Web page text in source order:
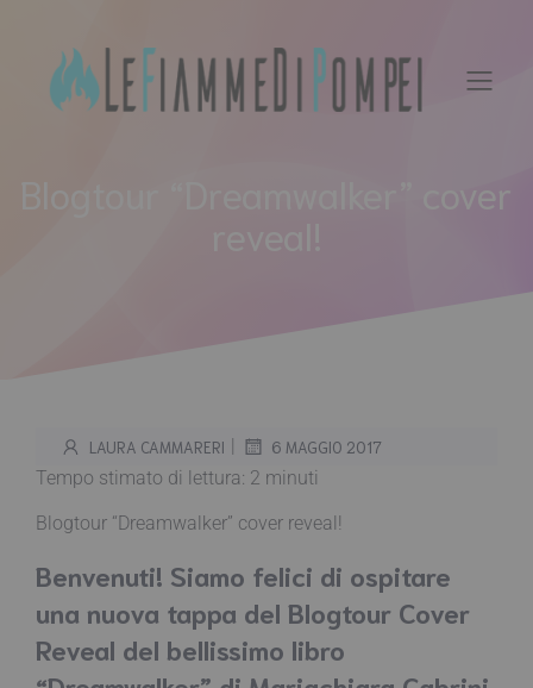
contenuto
Blogtour “Dreamwalker” cover
LAURA CAMMARERI | 6 MAGGIO 2017
Tempo stimato di lettura: 2 minuti
Blogtour “Dreamwalker” cover reveal!
Benvenuti! Siamo felici di ospitare
una nuova tappa del Blogtour Cover
Reveal del bellissimo libro